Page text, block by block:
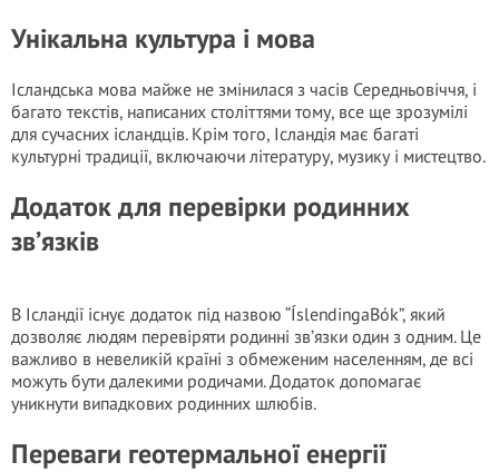
Унікальна культура і мова
Ісландська мова майже не змінилася з часів Середньовіччя, і
багато текстів, написаних століттями тому, все ще зрозумілі
для сучасних ісландців. Крім того, Ісландія має багаті
культурні традиції, включаючи літературу, музику і мистецтво.
Додаток для перевірки родинних
зв’язків
В Ісландії існує додаток під назвою “ÍslendingaBók”, який
дозволяє людям перевіряти родинні зв’язки один з одним. Це
важливо в невеликій країні з обмеженим населенням, де всі
можуть бути далекими родичами. Додаток допомагає
уникнути випадкових родинних шлюбів.
Переваги геотермальної енергії